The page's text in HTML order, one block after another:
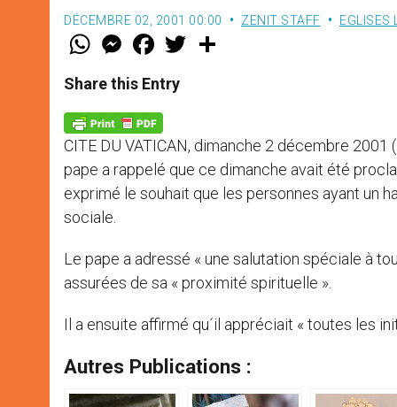
DÉCEMBRE 02, 2001 00:00 ZENIT STAFF EGLISES
W
t
s
p
p
M
e
s
e
g
e
r
F
a
e
b
k
w
Share this Entry
CITE DU VATICAN, dimanche 2 décembre 2001 (
pape a rappelé que ce dimanche avait été
exprimé le souhait que les personnes ayant un
sociale.
Le pape a adressé « une salutation spéciale à
assurées de sa « proximité spirituelle ».
Il a ensuite affirmé qu´il appréciait « toutes les
Autres Publications :